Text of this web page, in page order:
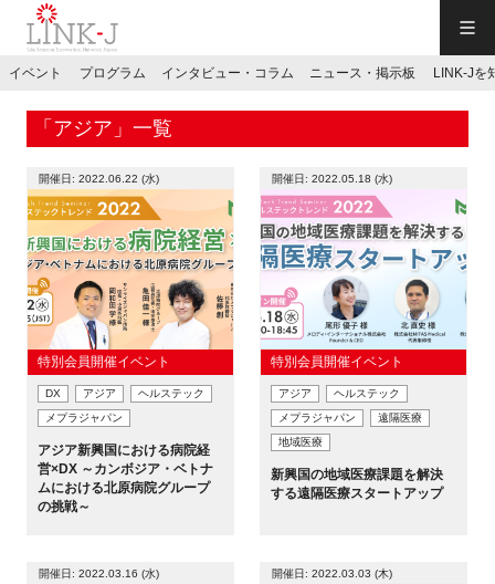
特別会員専用メニュー
施設ご予約
お問い合わせ
マイページ
イベント プログラム インタビュー・コラム ニュース・掲示板 LINK-Jを
「アジア」一覧
開催日: 2022.06.22 (水)
特別会員開催イベント
DX アジア
ヘルステック
メプラジャパン
アジア新興国における病院経
営×DX ～カンボジア・ベトナ
ムにおける北原病院グループ
の挑戦～
開催日: 2022.05.18 (水)
特別会員開催イベント
アジア
ヘルステック
メプラジャパン
遠隔医療
地域医療
新興国の地域医療課題を解決
する遠隔医療スタートアップ
開催日: 2022.03.16 (水) 開催日: 2022.03.03 (木)